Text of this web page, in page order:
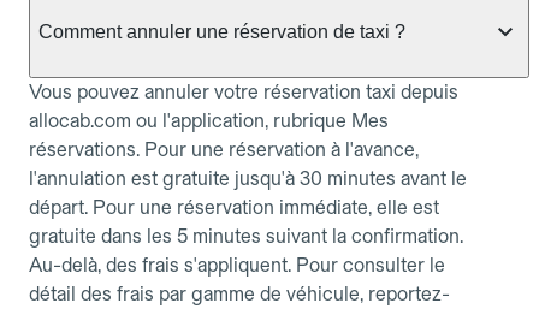
Comment annuler une réservation de taxi ?
Vous pouvez annuler votre réservation taxi depuis
allocab.com ou l'application, rubrique Mes
réservations. Pour une réservation à l'avance,
l'annulation est gratuite jusqu'à 30 minutes avant le
départ. Pour une réservation immédiate, elle est
gratuite dans les 5 minutes suivant la confirmation.
Au-delà, des frais s'appliquent. Pour consulter le
détail des frais par gamme de véhicule, reportez-